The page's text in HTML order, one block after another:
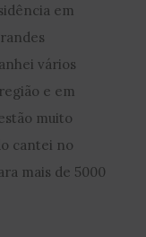
em
vários
e em
muito
cantei no
mais de 5000